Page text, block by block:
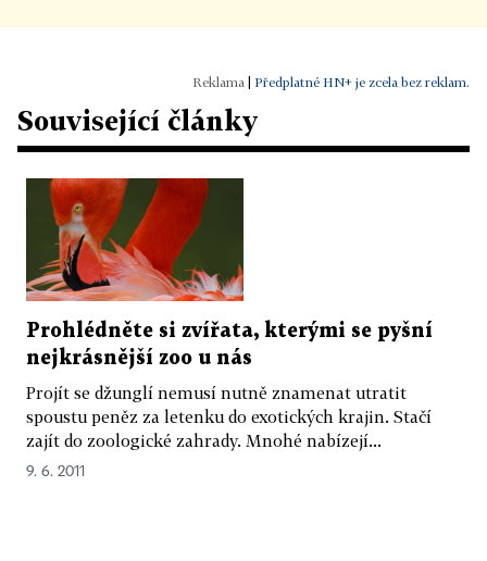
Předplatné HN+ je zcela bez reklam.
Související články
Prohlédněte si zvířata, kterými se pyšní
nejkrásnější zoo u nás
Projít se džunglí nemusí nutně znamenat utratit
spoustu peněz za letenku do exotických krajin. Stačí
zajít do zoologické zahrady. Mnohé nabízejí...
9. 6. 2011